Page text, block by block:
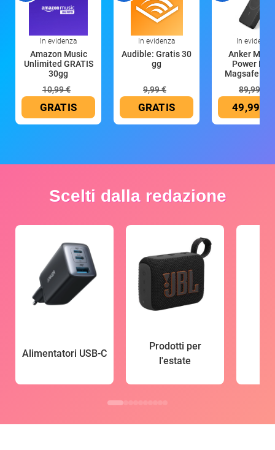
In evidenza
Amazon Music
Unlimited GRATIS
30gg
10,99 €
GRATIS
In evidenza
Audible: Gratis 30
gg
9,99 €
GRATIS
In evidenza
Anker
Power
Magsafe
89,99 €
49,99 €
Scelti dalla redazione
Alimentatori USB-C
Prodotti per
l'estate